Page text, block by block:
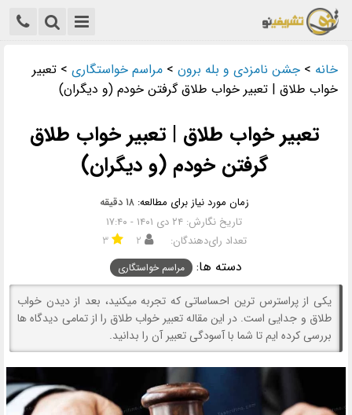
خانه > جشن نامزدی و بله برون > مراسم خواستگاری > تعبیر
خواب طلاق | تعبیر خواب طلاق گرفتن خودم (و دیگران)
تعبیر خواب طلاق | تعبیر خواب طلاق
گرفتن خودم (و دیگران)
زمان مورد نیاز برای مطالعه:۱۸ دقیقه
تاریخ نگارش: ۲۴ دی ۱۴۰۱ - ۱۷:۴۰
تعداد رای‌دهندگان:
۲ ۳
دسته ها: مراسم خواستگاری
یکی از پراسترس ترین احساساتی که تجربه میکنید، بعد از دیدن خواب
طلاق و جدایی است. در این مقاله تعبیر خواب طلاق را از تمامی دیدگاه ها
بررسی کرده ایم تا شما با آسودگی تعبیر آن را بدانید.